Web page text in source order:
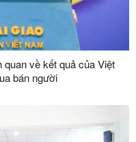
quan về kết quả của Việt
bán người